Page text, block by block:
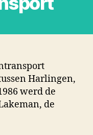
Harlingen,
werd de
de